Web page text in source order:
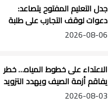
جدل التعليم المفتوح يتصاعد:
دعوات لوقف التجارب على طلبة
الصفوف الأساسية
2026-08-06
الاعتداء على خطوط المياه… خطر
يفاقم أزمة الصيف ويهدد التزويد
في جنوب الضفة
2026-08-03